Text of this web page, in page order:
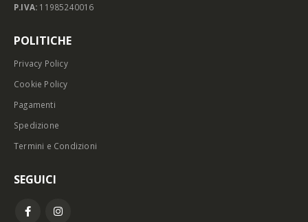
P.IVA: 11985240016
POLITICHE
Privacy Policy
Cookie Policy
Pagamenti
Spedizione
Termini e Condizioni
SEGUICI